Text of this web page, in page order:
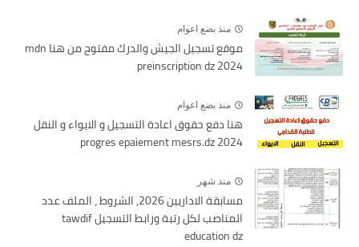
منذ بضع اعوام
موقع تسجيل الجيش والدرك مفتوح من هنا mdn
preinscription dz 2024
منذ بضع اعوام
هنا دفع حقوق اعادة التسجيل و الايواء و النقل
2024 progres epaiement mesrs.dz
منذ شهر
مسابقة الاداريين 2026, الشروط ، الملف عدد
المناصب لكل رتبة ورابط التسجيل tawdif
education dz